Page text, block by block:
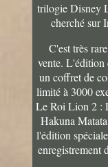
trilogie Disney
cherché sur
C'est très
vente. L'édition
un coffret de
limité à 3000
Le Roi Lion 2 :
Hakuna
l'édition
enregistrement